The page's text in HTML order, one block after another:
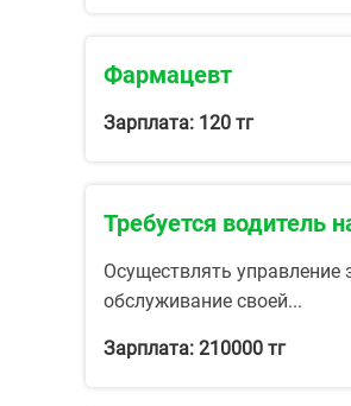
Фармацевт
Зарплата: 120 тг
Требуется водитель
Осуществлять
обслуживание своей...
Зарплата: 210000 тг